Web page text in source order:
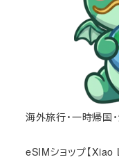
海外旅行・一時帰国
eSIMショップ【Xiao